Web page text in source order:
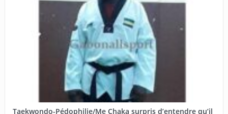
Taekwondo-Pédophilie/Me Chaka surpris d’entendre qu’il